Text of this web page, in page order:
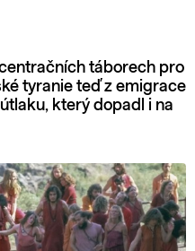
táborech pro
tyranie teď z emigrace
který dopadl i na